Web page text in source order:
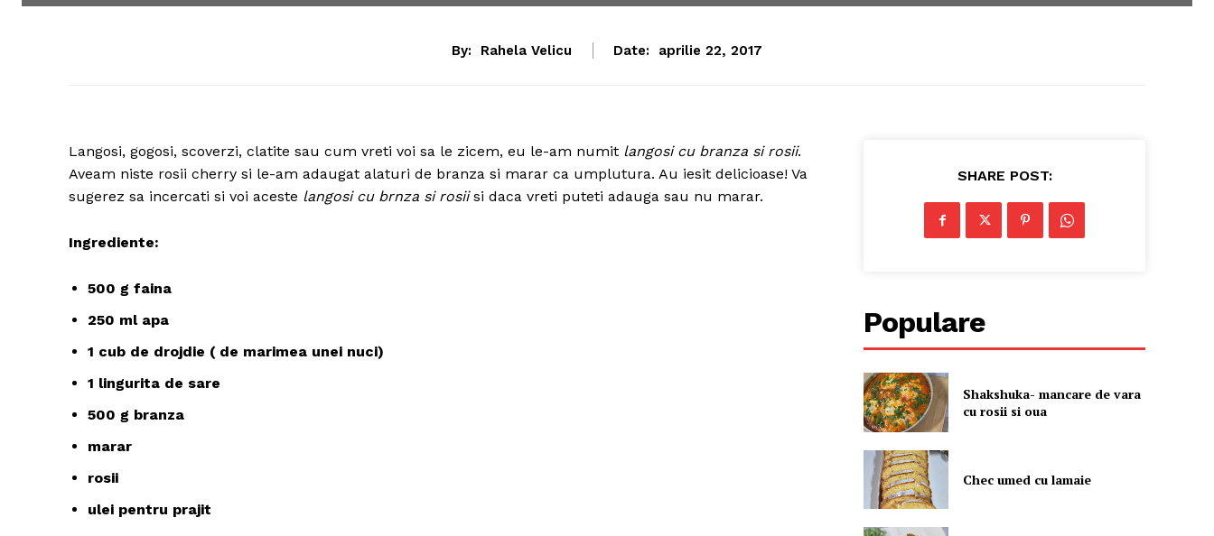
By: Rahela Velicu Date: aprilie 22, 2017
Langosi, gogosi, scoverzi, clatite sau cum vreti voi sa le zicem, eu le-am numit langosi cu branza si rosii.
Aveam niste rosii cherry si le-am adaugat alaturi de branza si marar ca umplutura. Au iesit delicioase! Va
sugerez sa incercati si voi aceste langosi cu brnza si rosiisi daca vreti puteti adauga sau nu marar.
Ingrediente:
500 g faina
250 ml apa
1 cub de drojdie ( de marimea unei nuci)
1 lingurita de sare
500 g branza
marar
rosii
ulei pentru prajit
SHARE POST:
Populare
Shakshuka- mancare de vara
cu rosii si oua
Chec umed cu lamaie